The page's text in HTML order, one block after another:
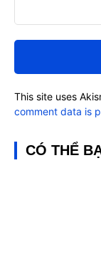
luận:
This site uses
comment data is
CÓ THỂ